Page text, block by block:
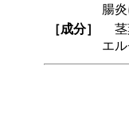
腸
［成分］
茎
エ